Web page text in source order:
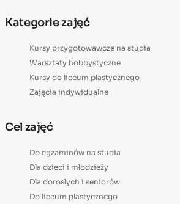
Kategorie zajęć
Kursy przygotowawcze na studia
Warsztaty hobbystyczne
Kursy do liceum plastycznego
Zajęcia indywidualne
Cel zajęć
Do egzaminów na studia
Dla dzieci i młodzieży
Dla dorosłych i seniorów
Do liceum plastycznego